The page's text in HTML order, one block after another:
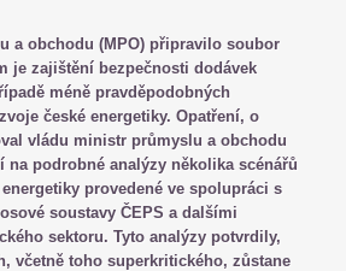
a obchodu (MPO) připravilo soubor
je zajištění bezpečnosti dodávek
méně pravděpodobných
české energetiky. Opatření, o
vládu ministr průmyslu a obchodu
na podrobné analýzy několika scénářů
provedené ve spolupráci s
soustavy ČEPS a dalšími
sektoru. Tyto analýzy potvrdily,
včetně toho superkritického, zůstane